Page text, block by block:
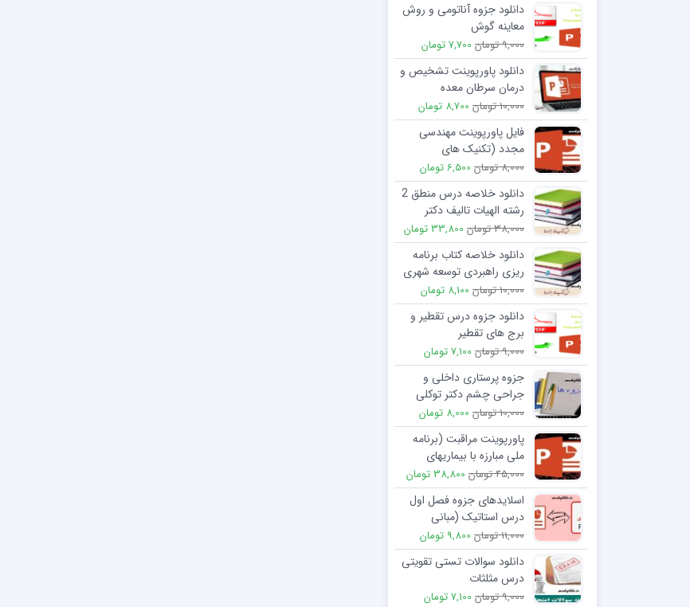
دانلود جزوه آناتومی و روش
معاینه گوش
9,000 تومان 7,700 تومان
دانلود پاورپوینت تشخیص و
درمان سرطان معده
10,000 تومان 8,700 تومان
فایل پاورپوینت مهندسی
مجدد (تکنیک های
حسابداری مدیریت)
8,000 تومان 6,500 تومان
دانلود خلاصه درس منطق 2
رشته الهیات تالیف دکتر
قراملکی
38,000 تومان 33,800 تومان
دانلود خلاصه کتاب برنامه
ریزی راهبردی توسعه شهری
جواد مهدیزاده
10,000 تومان 8,100 تومان
دانلود جزوه درس تقطیر و
برج های تقطیر
9,000 تومان 7,100 تومان
جزوه پرستاری داخلی و
جراحی چشم دکتر توکلی
10,000 تومان 8,000 تومان
پاورپوینت مراقبت (برنامه
ملی مبارزه با بیماریهای
واگیر)
45,000 تومان 38,800 تومان
اسلایدهای جزوه فصل اول
درس استاتیک (مبانی
استاتیک)
11,000 تومان 9,800 تومان
دانلود سوالات تستی تقویتی
درس مثلثات
9,000 تومان 7,100 تومان